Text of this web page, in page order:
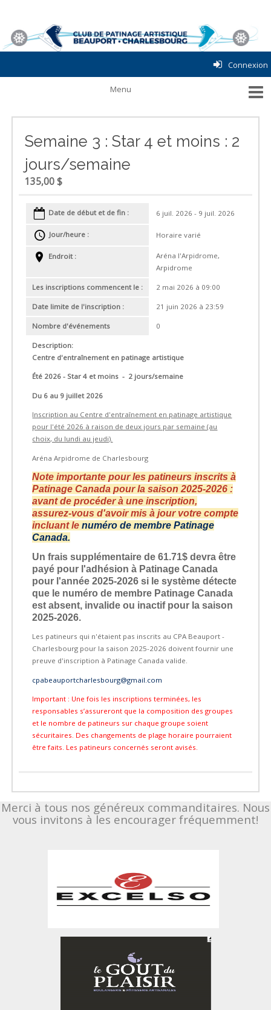
Connexion
Semaine 3 : Star 4 et moins : 2
jours/semaine
135,00 $
Date de début et de fin : 6 juil. 2026 - 9 juil. 2026
Jour/heure : Horaire varié
Endroit :
Aréna l'Arpidrome,
Arpidrome
Les inscriptions commencent le : 2 mai 2026 à 09:00
Date limite de l'inscription : 21 juin 2026 à 23:59
Nombre d'événements 0
Description:
Centre d'entraînement en patinage artistique
Été 2026 - Star 4 et moins - 2 jours/semaine
Du 6 au 9 juillet 2026
Inscription au Centre d'entraînement en patinage artistique
pour l'été 2026 à raison de deux jours par semaine (au
choix, du lundi au jeudi).
Aréna Arpidrome de Charlesbourg
Note importante pour les patineurs inscrits à
Patinage Canada pour la saison 2025-2026 :
avant de procéder à une inscription,
assurez-vous d'avoir mis à jour votre compte
incluant lenuméro de membre Patinage
Canada.
Un frais supplémentaire de 61.71$ devra être
payé pour l'adhésion à Patinage Canada
pour l'année 2025-2026 si le système détecte
que le numéro de membre Patinage Canada
est absent, invalide ou inactif pour la saison
2025-2026.
Les patineurs qui n'étaient pas inscrits au CPA Beauport -
Charlesbourg pour la saison 2025-2026 doivent fournir une
preuve d'inscription à Patinage Canada valide.
cpabeauportcharlesbourg@gmail.com
Important : Une fois les inscriptions terminées, les
responsables s’assureront que la composition des groupes
et le nombre de patineurs sur chaque groupe soient
sécuritaires. Des changements de plage horaire pourraient
être faits. Les patineurs concernés seront avisés.
Merci à tous nos généreux commanditaires. Nous
vous invitons à les encourager fréquemment!